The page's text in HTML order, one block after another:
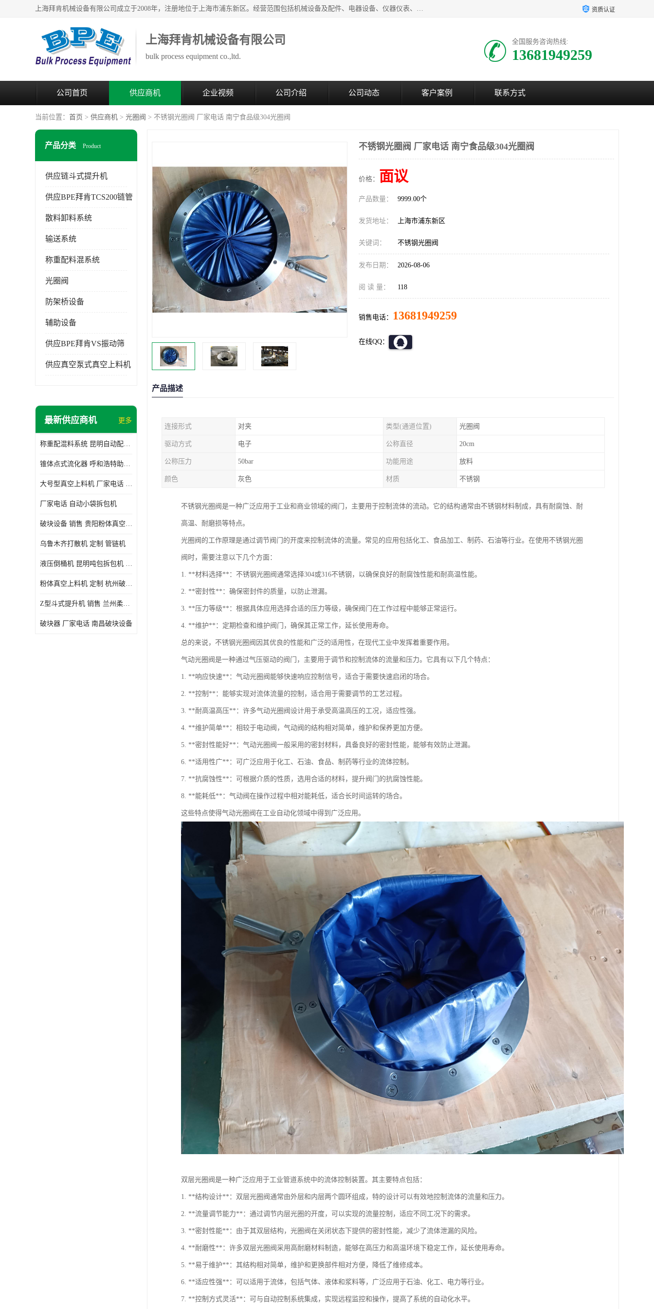
上海拜肯机械设备有限公司成立于2008年，注册地位于上海市浦东新区。经营范围包括机械设备及配件、电器设备、仪器仪表、化工原料及产品、软件及辅助设备，机械设备及配件的制造、加工等；主要产品有：气力输送，小袋倒袋站，吨袋倒袋站，倒桶机，集装箱卸料系统，Z型斗式输送机，螺旋输送机，管链输送机，真空上料机，流化器，配混料系统，软管等。 资质认证
上海拜肯机械设备有限公司
bulk process equipment co.,ltd.
全国服务咨询热线:
13681949259
公司首页 供应商机 企业视频 公司介绍 公司动态 客户案例 联系方式
当前位置： 首页 > 供应商机 > 光圈阀 > 不锈钢光圈阀 厂家电话 南宁食品级304光圈阀
产品分类 Product
供应链斗式提升机
供应BPE拜肯TCS200链管
散料卸料系统
输送系统
称重配料混系统
光圈阀
防架桥设备
辅助设备
供应BPE拜肯VS振动筛
供应真空泵式真空上料机
最新供应商机 更多
称重配混料系统 昆明自动配料系统 厂家电话
锥体点式流化器 呼和浩特助流料斗 厂家
大号型真空上料机 厂家电话 武汉粉体料管链机
厂家电话 自动小袋拆包机
破块设备 销售 贵阳粉体真空上料机
乌鲁木齐打散机 定制 管链机
液压倒桶机 昆明吨包拆包机 定制
粉体真空上料机 定制 杭州破块器
Z型斗式提升机 销售 兰州柔性螺旋输送机
破块器 厂家电话 南昌破块设备
不锈钢光圈阀 厂家电话 南宁食品级304光圈阀
价格： 面议
产品数量： 9999.00个
发货地址： 上海市浦东新区
关键词： 不锈钢光圈阀
发布日期： 2026-08-06
阅 读 量： 118
销售电话： 13681949259
在线QQ：
产品描述
连接形式 对夹 类型(通道位置) 光圈阀
驱动方式 电子 公称直径 20cm
公称压力 50bar 功能用途 放料
颜色 灰色 材质 不锈钢
不锈钢光圈阀是一种广泛应用于工业和商业领域的阀门，主要用于控制流体的流动。它的结构通常由不锈钢材料制成，具有耐腐蚀、耐
高温、耐磨损等特点。
光圈阀的工作原理是通过调节阀门的开度来控制流体的流量。常见的应用包括化工、食品加工、制药、石油等行业。在使用不锈钢光圈
阀时，需要注意以下几个方面：
1. **材料选择**：不锈钢光圈阀通常选择304或316不锈钢，以确保良好的耐腐蚀性能和耐高温性能。
2. **密封性**：确保密封件的质量，以防止泄漏。
3. **压力等级**：根据具体应用选择合适的压力等级，确保阀门在工作过程中能够正常运行。
4. **维护**：定期检查和维护阀门，确保其正常工作，延长使用寿命。
总的来说，不锈钢光圈阀因其优良的性能和广泛的适用性，在现代工业中发挥着重要作用。
气动光圈阀是一种通过气压驱动的阀门，主要用于调节和控制流体的流量和压力。它具有以下几个特点：
1. **响应快速**：气动光圈阀能够快速响应控制信号，适合于需要快速启闭的场合。
2. **控制**：能够实现对流体流量的控制，适合用于需要调节的工艺过程。
3. **耐高温高压**：许多气动光圈阀设计用于承受高温高压的工况，适应性强。
4. **维护简单**：相较于电动阀，气动阀的结构相对简单，维护和保养更加方便。
5. **密封性能好**：气动光圈阀一般采用的密封材料，具备良好的密封性能，能够有效防止泄漏。
6. **适用性广**：可广泛应用于化工、石油、食品、制药等行业的流体控制。
7. **抗腐蚀性**：可根据介质的性质，选用合适的材料，提升阀门的抗腐蚀性能。
8. **能耗低**：气动阀在操作过程中相对能耗低，适合长时间运转的场合。
这些特点使得气动光圈阀在工业自动化领域中得到广泛应用。
双层光圈阀是一种广泛应用于工业管道系统中的流体控制装置。其主要特点包括：
1. **结构设计**：双层光圈阀通常由外层和内层两个圆环组成，特的设计可以有效地控制流体的流量和压力。
2. **流量调节能力**：通过调节内层光圈的开度，可以实现的流量控制，适应不同工况下的需求。
3. **密封性能**：由于其双层结构，光圈阀在关闭状态下提供的密封性能，减少了流体泄漏的风险。
4. **耐磨性**：许多双层光圈阀采用高耐磨材料制造，能够在高压力和高温环境下稳定工作，延长使用寿命。
5. **易于维护**：其结构相对简单，维护和更换部件相对方便，降低了维修成本。
6. **适应性强**：可以适用于流体，包括气体、液体和浆料等，广泛应用于石油、化工、电力等行业。
7. **控制方式灵活**：可与自动控制系统集成，实现远程监控和操作，提高了系统的自动化水平。